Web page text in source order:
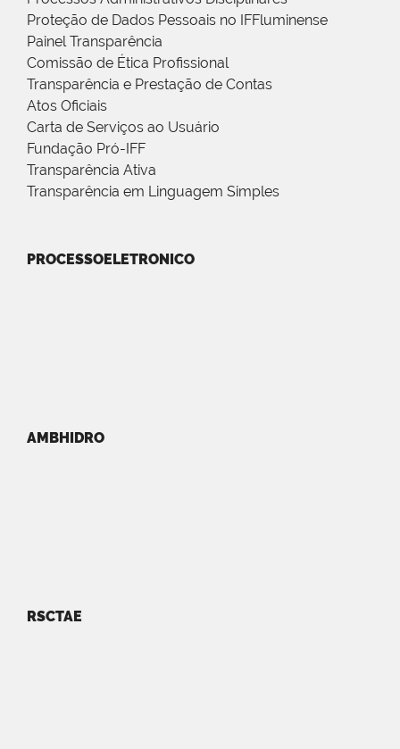
Proteção de Dados Pessoais no IFFluminense
Painel Transparência
Comissão de Ética Profissional
Transparência e Prestação de Contas
Atos Oficiais
Carta de Serviços ao Usuário
Fundação Pró-IFF
Transparência Ativa
Transparência em Linguagem Simples
PROCESSOELETRONICO
AMBHIDRO
RSCTAE